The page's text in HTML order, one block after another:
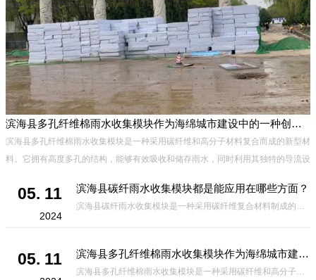
滨海县多孔纤维棉雨水收集模块作为海绵城市建设中的一种创新材料
滨海县多孔纤维棉雨水收集模块是一种采用碳纤维和高分子材料复合而成的新型材
料。它拥有高度多孔的结构，能够有效吸收和储存雨水，同时利用其独特的导流设
05. 11
2024
滨海县碳纤雨水收集模块都是能应用在哪些方面？
滨海县碳纤雨水收集模块是一种采用碳纤维复合材料制成的雨水收集装置，具有*、环保、可持续等诸多优点。这种模块的设计独特，结构轻巧且强度高，耐腐蚀，能够在各种环境条件下稳定运行。其广泛的应用领域不仅体现在城市规
05. 11 滨海县多孔纤维棉雨水收集模块作为海绵城市建设中的一种创新材料
滨海县多孔纤维棉雨水收集模块是一种采用碳纤维和高分子材料复合而成的新型材料。它拥有高度多孔的结构，能够有效吸收和储存雨水，同时利用其独特的导流设计，将雨水迅速排出，有效防止城市内涝的发生。此外，该材料还具有